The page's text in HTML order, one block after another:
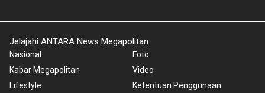
Jelajahi ANTARA News Megapolitan
Nasional
Kabar Megapolitan
Lifestyle
Foto
Video
Ketentuan Penggunaan